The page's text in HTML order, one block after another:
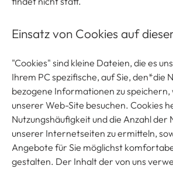
Einsatz von Cookies auf
"Cookies" sind kleine Dateien, die es
Ihrem PC spezifische, auf Sie, den*die
bezogene Informationen zu speichern,
unserer Web-Site besuchen. Cookies
Nutzungshäufigkeit und die Anzahl der
unserer Internetseiten zu ermitteln,
Angebote für Sie möglichst
gestalten. Der Inhalt der von uns